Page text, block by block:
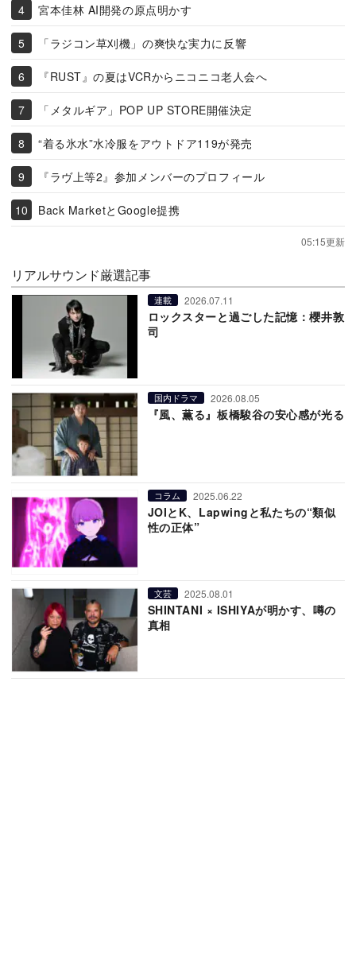
宮本佳林 AI開発の原点明かす
「ラジコン草刈機」の爽快な実力に反響
『RUST』の夏はVCRからニコニコ老人会へ
「メタルギア」POP UP STORE開催決定
“着る氷水”水冷服をアウトドア119が発売
『ラヴ上等2』参加メンバーのプロフィール
Back MarketとGoogle提携
05:15更新
リアルサウンド厳選記事
連載 2026.07.11
ロックスターと過ごした記憶：櫻井敦
司
国内ドラマ 2026.08.05
『風、薫る』板橋駿谷の安心感が光る
コラム 2025.06.22
JOIとK、Lapwingと私たちの“類似
性の正体”
文芸 2025.08.01
SHINTANI × ISHIYAが明かす、噂の
真相